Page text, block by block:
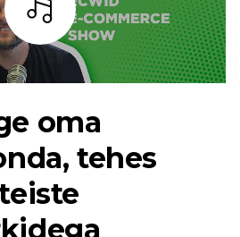
Kuulama
oma
tehes